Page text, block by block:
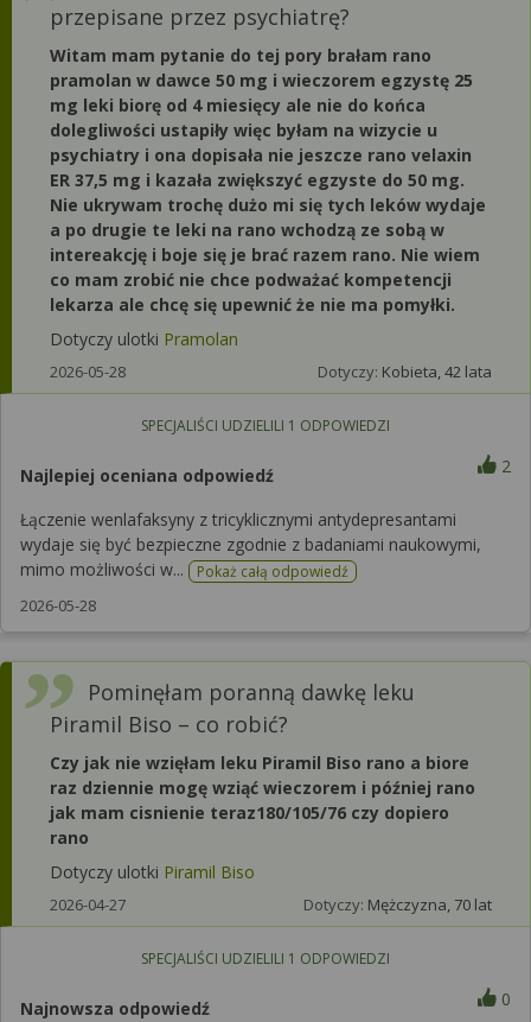
przepisane przez psychiatrę?
Witam mam pytanie do tej pory brałam rano
pramolan w dawce 50 mg i wieczorem egzystę 25
mg leki biorę od 4 miesięcy ale nie do końca
dolegliwości ustapiły więc byłam na wizycie u
psychiatry i ona dopisała nie jeszcze rano velaxin
ER 37,5 mg i kazała zwiększyć egzyste do 50 mg.
Nie ukrywam trochę dużo mi się tych leków wydaje
a po drugie te leki na rano wchodzą ze sobą w
intereakcję i boje się je brać razem rano. Nie wiem
co mam zrobić nie chce podważać kompetencji
lekarza ale chcę się upewnić że nie ma pomyłki.
Dotyczy ulotki Pramolan
2026-05-28 Dotyczy: Kobieta, 42 lata
SPECJALIŚCI UDZIELILI 1 ODPOWIEDZI
Najlepiej oceniana odpowiedź 2
Łączenie wenlafaksyny z tricyklicznymi antydepresantami
wydaje się być bezpieczne zgodnie z badaniami naukowymi,
mimo możliwości w...
Pokaż całą odpowiedź
2026-05-28
Pominęłam poranną dawkę leku
Piramil Biso – co robić?
Czy jak nie wzięłam leku Piramil Biso rano a biore
raz dziennie mogę wziąć wieczorem i później rano
jak mam cisnienie teraz180/105/76 czy dopiero
rano
Dotyczy ulotki Piramil Biso
2026-04-27 Dotyczy: Mężczyzna, 70 lat
SPECJALIŚCI UDZIELILI 1 ODPOWIEDZI
Najnowsza odpowiedź 0